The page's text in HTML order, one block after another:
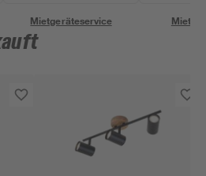
Mietgeräteservice